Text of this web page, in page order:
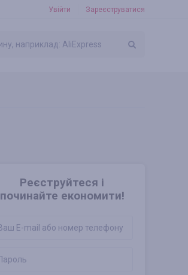
Увійти Зареєструватися
Реєструйтеся і
починайте економити!